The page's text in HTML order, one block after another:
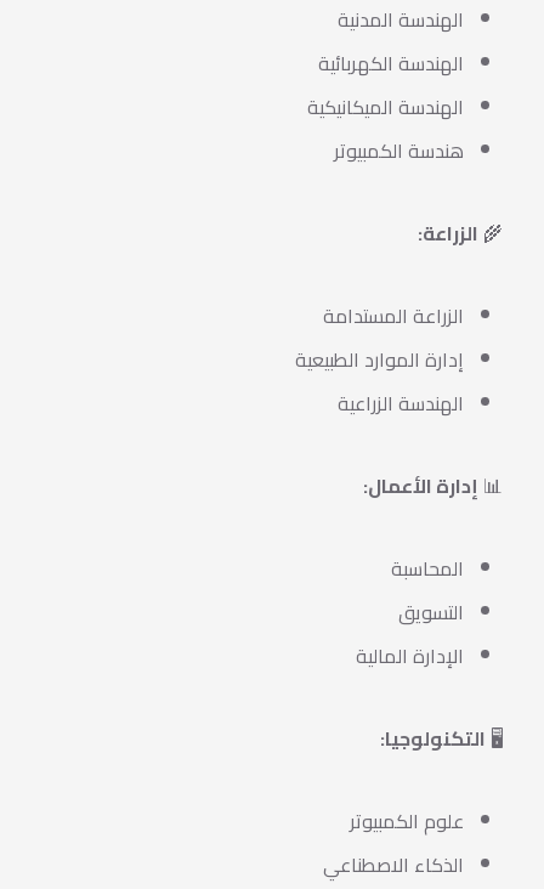
الهندسة المدنية
الهندسة الكهربائية
الهندسة الميكانيكية
هندسة الكمبيوتر
🌾 الزراعة:
الزراعة المستدامة
إدارة الموارد الطبيعية
الهندسة الزراعية
📊 إدارة الأعمال:
المحاسبة
التسويق
الإدارة المالية
🖥️ التكنولوجيا:
علوم الكمبيوتر
الذكاء الاصطناعي